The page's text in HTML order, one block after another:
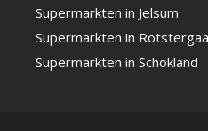
Supermarkten in Jelsum
Supermarkten in
Supermarkten in Schokland